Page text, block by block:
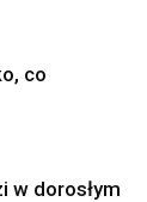
co
w dorosłym